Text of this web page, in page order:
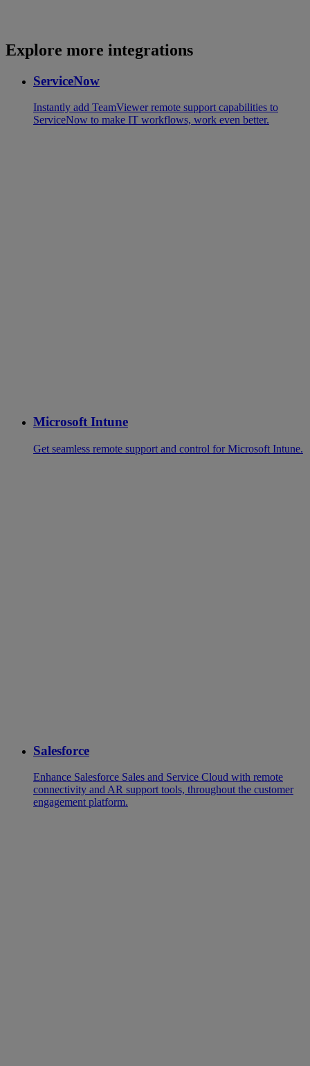
Explore more integrations
ServiceNow
Instantly add TeamViewer remote support capabilities to
ServiceNow to make IT workflows, work even better.
Microsoft Intune
Get seamless remote support and control for Microsoft Intune.
Salesforce
Enhance Salesforce Sales and Service Cloud with remote
connectivity and AR support tools, throughout the customer
engagement platform.